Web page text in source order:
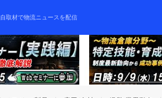
取材で物流ニュースを配信